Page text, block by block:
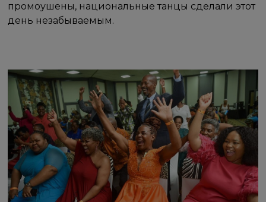
промоушены, национальные танцы сделали этот
день незабываемым.